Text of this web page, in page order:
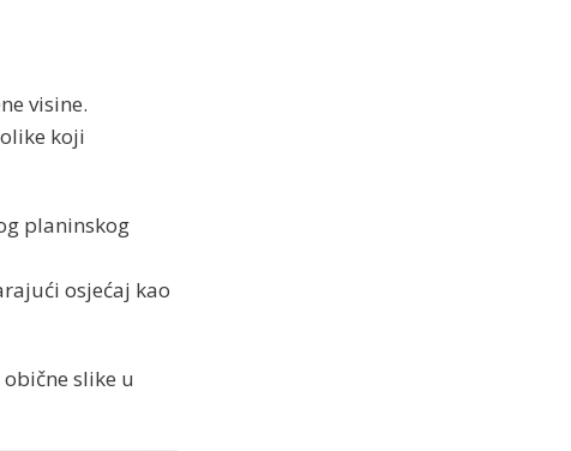
visine.
koji
planinskog
osjećaj kao
slike u